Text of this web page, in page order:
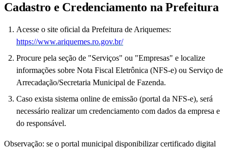
Cadastro e Credenciamento na Prefeitura
Acesse o site oficial da Prefeitura de Ariquemes:
https://www.ariquemes.ro.gov.br/
Procure pela seção de "Serviços" ou "Empresas" e localize
informações sobre Nota Fiscal Eletrônica (NFS-e) ou Serviço de
Arrecadação/Secretaria Municipal de Fazenda.
Caso exista sistema online de emissão (portal da NFS-e), será
necessário realizar um credenciamento com dados da empresa e
do responsável.
Observação: se o portal municipal disponibilizar certificado digital